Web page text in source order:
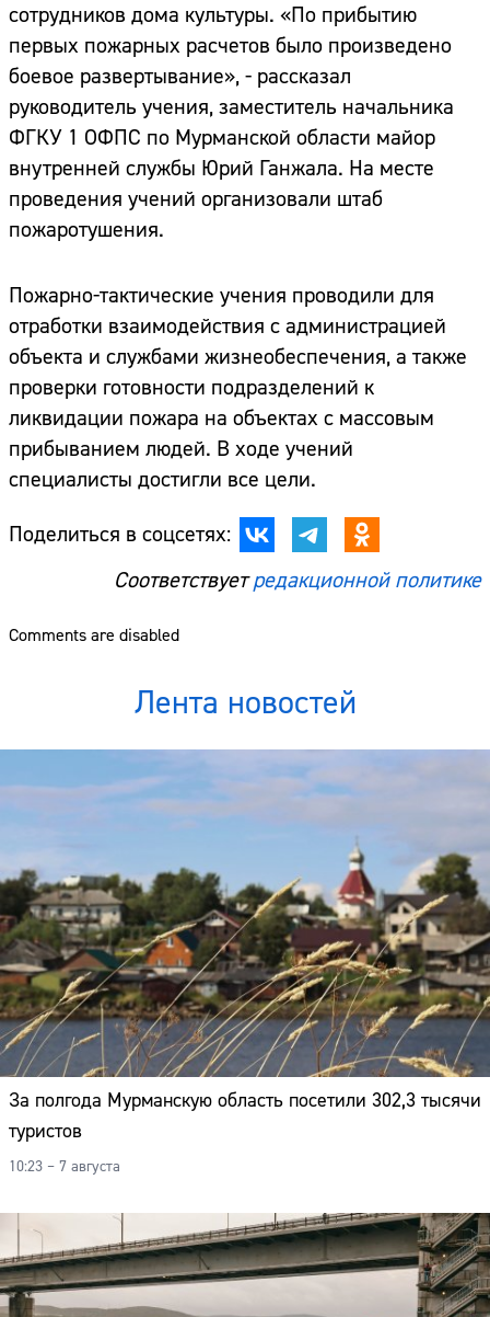
сотрудников дома культуры. «По прибытию
первых пожарных расчетов было произведено
боевое развертывание», - рассказал
руководитель учения, заместитель начальника
ФГКУ 1 ОФПС по Мурманской области майор
внутренней службы Юрий Ганжала. На месте
проведения учений организовали штаб
пожаротушения.
Пожарно-тактические учения проводили для
отработки взаимодействия с администрацией
объекта и службами жизнеобеспечения, а также
проверки готовности подразделений к
ликвидации пожара на объектах с массовым
прибыванием людей. В ходе учений
специалисты достигли все цели.
Поделиться в соцсетях:
Соответствуетредакционной политике
Comments are disabled
Лента новостей
За полгода Мурманскую область посетили 302,3 тысячи
туристов
10:23 – 7 августа